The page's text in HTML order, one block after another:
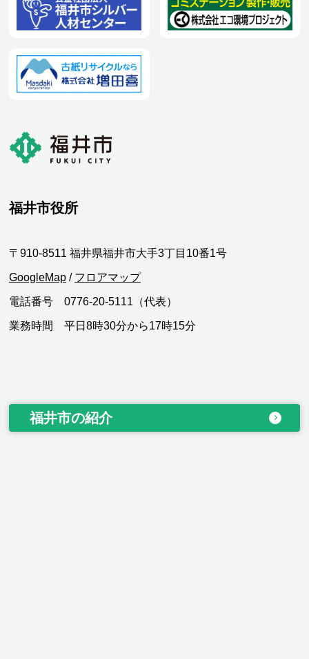
福井市役所
〒910-8511 福井県福井市大手3丁目10番1号
GoogleMap / フロアマップ
電話番号 0776-20-5111（代表）
業務時間 平日8時30分から17時15分
福井市の紹介